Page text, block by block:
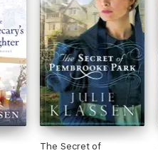
The Secret of